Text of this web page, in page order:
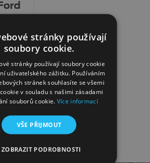
F-
stránky používají
soubory cookie.
stránky používají soubory cookie
uživatelského zážitku. Používáním
stránek souhlasíte se všemi
v souladu s našimi zásadami
souborů cookie. Více informací
VŠE PŘIJMOUT
ZOBRAZIT PODROBNOSTI